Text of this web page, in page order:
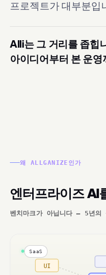
프로젝트가 대부분입
Alli는 그 거리를 좁힙
아이디어부터 본 운
왜 ALLGANIZE인가
엔터프라이즈 AI
벤치마크가 아닙니다 — 5년
SaaS
UI